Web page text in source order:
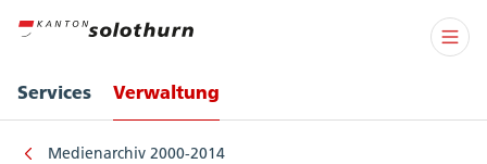
Services Verwaltung
Medienarchiv 2000-2014